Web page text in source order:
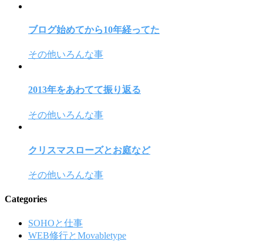
ブログ始めてから10年経ってた
その他いろんな事
2013年をあわてて振り返る
その他いろんな事
クリスマスローズとお庭など
その他いろんな事
Categories
SOHOと仕事
WEB修行とMovabletype